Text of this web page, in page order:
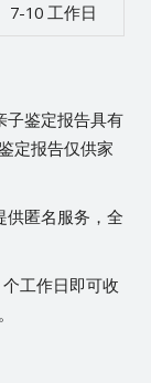
7-10 工作日
子鉴定报告具有
定报告仅供家
供匿名服务，全
工作日即可收